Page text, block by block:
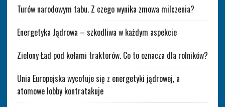
Turów narodowym tabu. Z czego wynika zmowa milczenia?
Energetyka Jądrowa – szkodliwa w każdym aspekcie
Zielony Ład pod kołami traktorów. Co to oznacza dla rolników?
Unia Europejska wycofuje się z energetyki jądrowej, a
atomowe lobby kontratakuje